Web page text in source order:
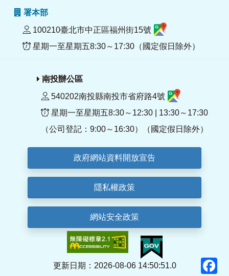
署本部
100210臺北市中正區福州街15號
星期一至星期五8:30～17:30（國定假日除外）
南投辦公區
540202南投縣南投市省府路4號
星期一至星期五8:30～12:30 | 13:30～17:30
（公司登記：9:00～16:30）（國定假日除外）
政府網站資料開放宣告
隱私權政策
網站安全政策
更新日期：2026-08-06 14:50:51.0